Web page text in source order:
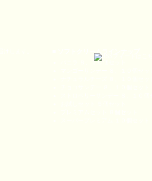
■ ソフトクリームラインナップ
バニラ ８、１０個セット